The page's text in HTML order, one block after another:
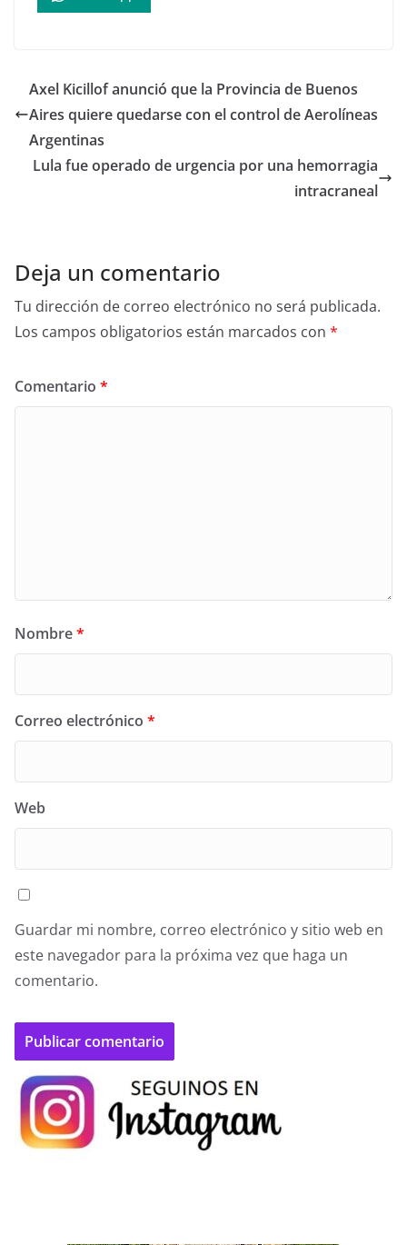
Axel Kicillof anunció que la Provincia de Buenos
Aires quiere quedarse con el control de Aerolíneas
Argentinas
Lula fue operado de urgencia por una hemorragia
intracraneal
Deja un comentario
Tu dirección de correo electrónico no será publicada.
Los campos obligatorios están marcados con *
Comentario *
Nombre*
Correo electrónico *
Web
Guardar mi nombre, correo electrónico y sitio web en
este navegador para la próxima vez que haga un
comentario.